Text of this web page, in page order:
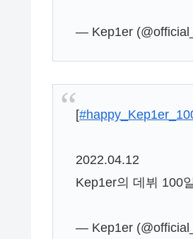
— Kep1er
[
2022.04.12
Kep1er의 데뷔 100
— Kep1er